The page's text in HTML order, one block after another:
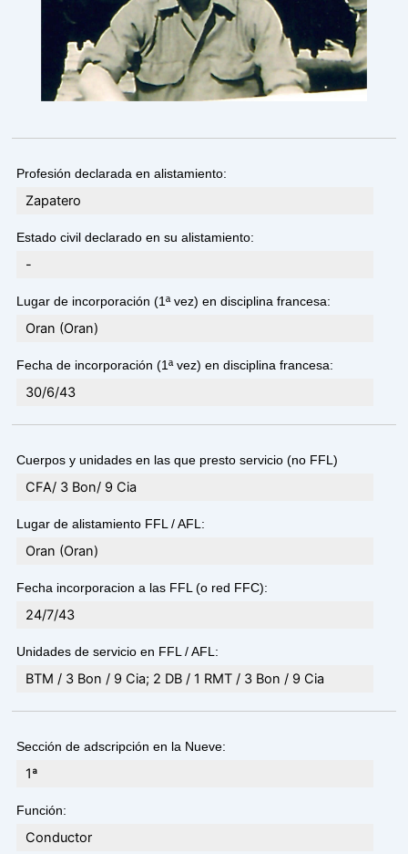
Profesión declarada en alistamiento:
Zapatero
Estado civil declarado en su alistamiento:
-
Lugar de incorporación (1ª vez) en disciplina francesa:
Oran (Oran)
Fecha de incorporación (1ª vez) en disciplina francesa:
30/6/43
Cuerpos y unidades en las que presto servicio (no FFL)
CFA/ 3 Bon/ 9 Cia
Lugar de alistamiento FFL / AFL:
Oran (Oran)
Fecha incorporacion a las FFL (o red FFC):
24/7/43
Unidades de servicio en FFL / AFL:
BTM / 3 Bon / 9 Cia; 2 DB / 1 RMT / 3 Bon / 9 Cia
Sección de adscripción en la Nueve:
1ª
Función:
Conductor